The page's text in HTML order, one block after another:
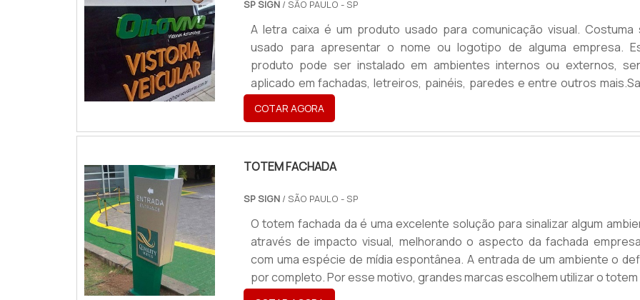
SP SIGN/ SÃO PAULO - SP
A letra caixa é um produto usado para comunicação visual. Costuma
usado para apresentar o nome ou logotipo de alguma empresa.
produto pode ser instalado em ambientes internos ou externos,
aplicado em fachadas, letreiros, painéis, paredes e entre outros
mais sobre esse produtoO tamanho da fabricação do produto varia
acordo com cada necessidade. Além disso, esse produto é considerado
solução moderna, pois une durabilidade com boa aparência. Pode
COTAR AGORA
TOTEM FACHADA
SP SIGN/ SÃO PAULO - SP
O totem fachada da é uma excelente solução para sinalizar algum
através de impacto visual, melhorando o aspecto da fachada
com uma espécie de mídia espontânea. A entrada de um ambiente o
por completo. Por esse motivo, grandes marcas escolhem utilizar o totem
sua fachada. Há diversos tipos e modelos, com materiais e